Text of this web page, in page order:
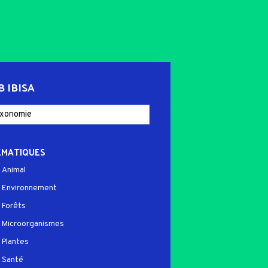
IBISA
Animal
Environnement
Forêts
Microorganismes
Plantes
Santé